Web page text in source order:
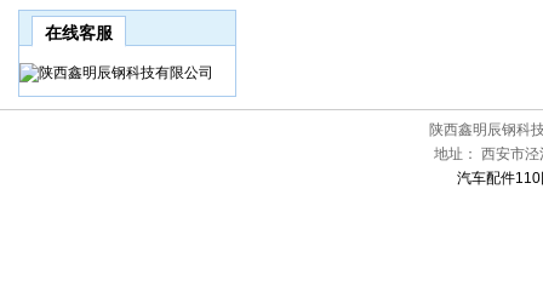
在线客服
陕西鑫明辰钢科
地址： 西安市泾
汽车配件